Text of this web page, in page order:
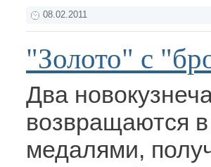
08.02.2011
"Золото" с
Два
возвращаются
медалями,